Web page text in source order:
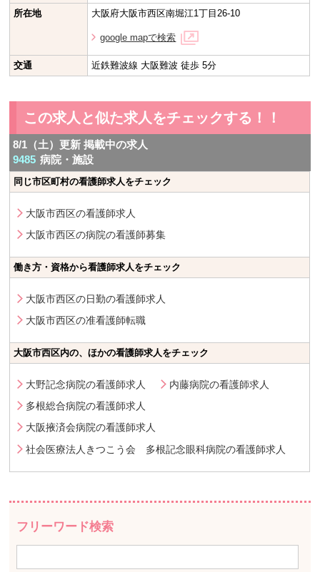
所在地
大阪府大阪市西区南堀江1丁目26-10
google mapで検索
交通 近鉄難波線 大阪難波 徒歩 5分
この求人と似た求人をチェックする！！
8/1（土）更新 掲載中の求人
9485 病院・施設
同じ市区町村の看護師求人をチェック
大阪市西区の看護師求人
大阪市西区の病院の看護師募集
働き方・資格から看護師求人をチェック
大阪市西区の日勤の看護師求人
大阪市西区の准看護師転職
大阪市西区内の、ほかの看護師求人をチェック
大野記念病院の看護師求人
内藤病院の看護師求人
多根総合病院の看護師求人
大阪掖済会病院の看護師求人
社会医療法人きつこう会 多根記念眼科病院の看護師求人
フリーワード検索